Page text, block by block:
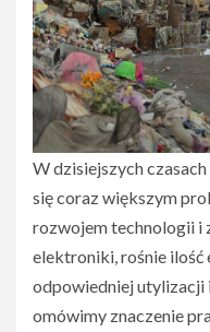
W dzisiejszych
się coraz większym
rozwojem technologii i
elektroniki, rośnie
odpowiedniej utylizacji
omówimy znaczenie